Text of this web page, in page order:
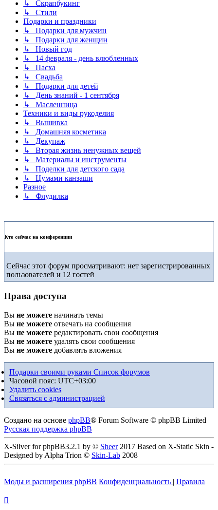
↳ Скрапбукинг
↳ Стили
Подарки и праздники
↳ Подарки для мужчин
↳ Подарки для женщин
↳ Новый год
↳ 14 февраля - день влюбленных
↳ Пасха
↳ Свадьба
↳ Подарки для детей
↳ День знаний - 1 сентября
↳ Масленница
Техники и виды рукоделия
↳ Вышивка
↳ Домашняя косметика
↳ Декупаж
↳ Вторая жизнь ненужных вещей
↳ Материалы и инструменты
↳ Поделки для детского сада
↳ Цумами канзаши
Разное
↳ Флудилка
Кто сейчас на конференции
Сейчас этот форум просматривают: нет зарегистрированных
пользователей и 12 гостей
Права доступа
Вы не можете начинать темы
Вы не можете отвечать на сообщения
Вы не можете редактировать свои сообщения
Вы не можете удалять свои сообщения
Вы не можете добавлять вложения
Подарки своими руками Список форумов
Часовой пояс: UTC+03:00
Удалить cookies
Связаться с администрацией
Создано на основе phpBB® Forum Software © phpBB Limited
Русская поддержка phpBB
X-Silver for phpBB3.2.1 by © Sheer2017 Based on X-Static Skin -
Designed by Alpha Trion © Skin-Lab 2008
Моды и расширения phpBB Конфиденциальность | Правила